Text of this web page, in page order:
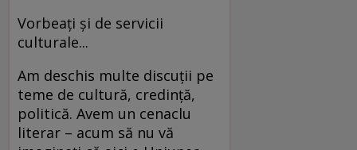
Vorbeaţi şi de servicii
culturale...
Am deschis multe discuţii pe
teme de cultură, credinţă,
politică. Avem un cenaclu
literar – acum să nu vă